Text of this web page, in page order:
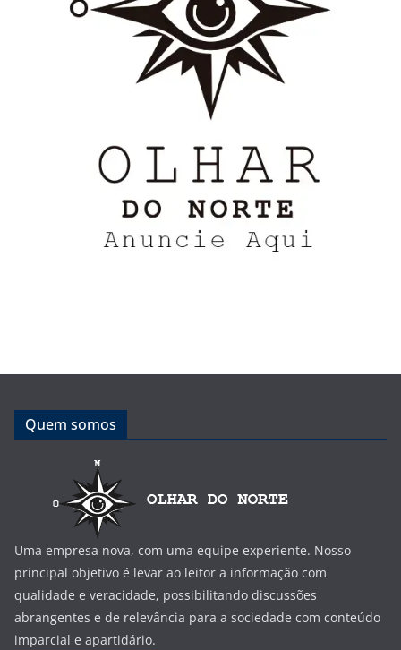
Quem somos
Uma empresa nova, com uma equipe experiente. Nosso
principal objetivo é levar ao leitor a informação com
qualidade e veracidade, possibilitando discussões
abrangentes e de relevância para a sociedade com conteúdo
imparcial e apartidário.